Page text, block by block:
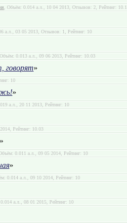
, Объём: 0.014 а.л., 10 04 2013, Отзывов: 2, Рейтинг: 10.1
а.л., 03 05 2013, Отзывов: 1, Рейтинг: 10
0.013 а.л., 09 06 2013, Рейтинг: 10.03
говорят»
10
»
а.л., 20 11 2013, Рейтинг: 10
Рейтинг: 10.03
»
0.011 а.л., 09 05 2014, Рейтинг: 10
»
0.014 а.л., 09 10 2014, Рейтинг: 10
а.л., 08 01 2015, Рейтинг: 10